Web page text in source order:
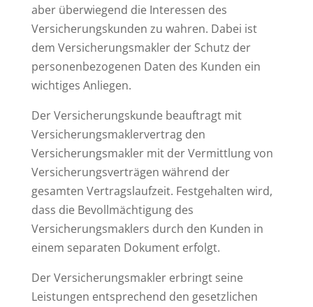
aber überwiegend die Interessen des
Versicherungskunden zu wahren. Dabei ist
dem Versicherungsmakler der Schutz der
personenbezogenen Daten des Kunden ein
wichtiges Anliegen.
Der Versicherungskunde beauftragt mit
Versicherungsmaklervertrag den
Versicherungsmakler mit der Vermittlung von
Versicherungsverträgen während der
gesamten Vertragslaufzeit. Festgehalten wird,
dass die Bevollmächtigung des
Versicherungsmaklers durch den Kunden in
einem separaten Dokument erfolgt.
Der Versicherungsmakler erbringt seine
Leistungen entsprechend den gesetzlichen